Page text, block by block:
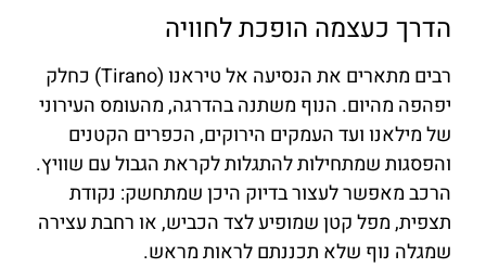
הדרך כעצמה הופכת לחוויה
רבים מתארים את הנסיעה אל טיראנו (Tirano) כחלק
יפהפה מהיום. הנוף משתנה בהדרגה, מהעומס העירוני
של מילאנו ועד העמקים הירוקים, הכפרים הקטנים
והפסגות שמתחילות להתגלות לקראת הגבול עם שוויץ.
הרכב מאפשר לעצור בדיוק היכן שמתחשק: נקודת
תצפית, מפל קטן שמופיע לצד הכביש, או רחבת עצירה
שמגלה נוף שלא תכננתם לראות מראש.